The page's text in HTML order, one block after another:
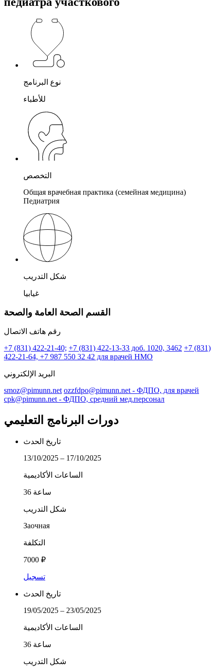
نوع البرنامج
للأطباء
التخصص
Общая врачебная практика (семейная медицина)
Педиатрия
شكل التدريب
غيابيا
القسم الصحة العامة والصحة
رقم هاتف الاتصال
+7 (831) 422-21-40; +7 (831) 422-13-33 доб. 1020, 3462 +7 (831)
422-21-64, +7 987 550 32 42 для врачей НМО
البريد الإلكتروني
smoz@pimunn.net ozzfdpo@pimunn.net - ФДПО, для врачей
cpk@pimunn.net - ФДПО, средний мед.персонал
دورات البرنامج التعليمي
تاريخ الحدث
13/10/2025 – 17/10/2025
الساعات الأكاديمية
36 ساعة
شكل التدريب
Заочная
التكلفة
7000 ₽
تسجيل
تاريخ الحدث
19/05/2025 – 23/05/2025
الساعات الأكاديمية
36 ساعة
شكل التدريب